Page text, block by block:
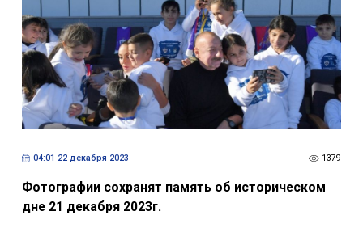
04:01 22 декабря 2023 1379
Фотографии сохранят память об историческом
дне 21 декабря 2023г.